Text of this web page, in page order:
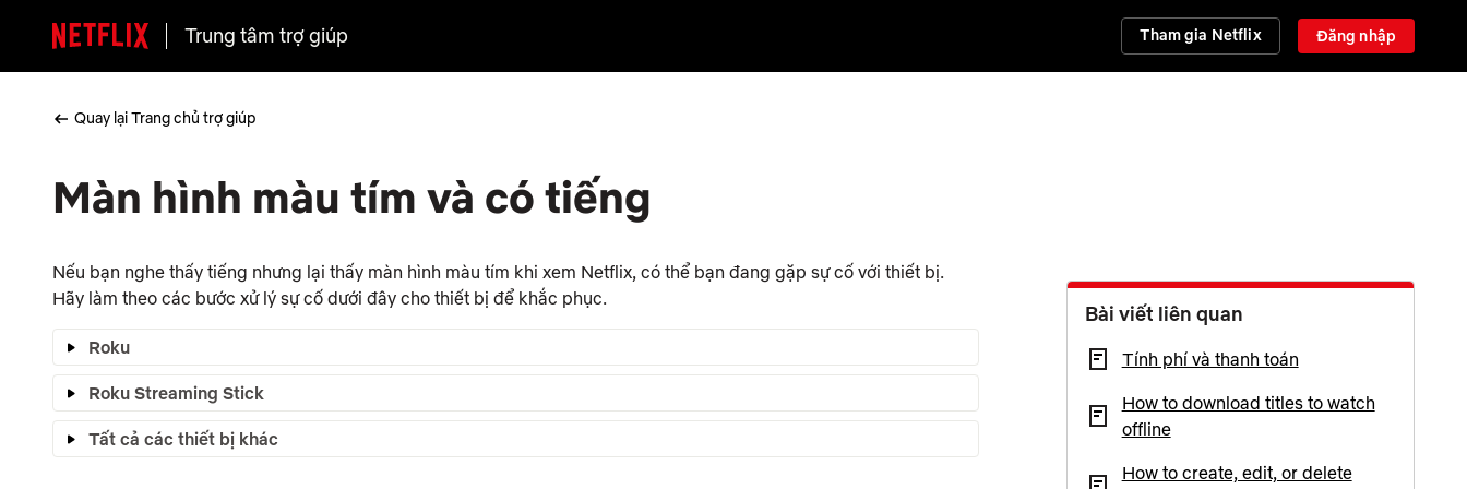
Trung tâm trợ giúp Tham gia Netflix Đăng nhập
Quay lại Trang chủ trợ giúp
Màn hình màu tím và có tiếng
Nếu bạn nghe thấy tiếng nhưng lại thấy màn hình màu tím khi xem Netflix, có thể bạn đang gặp sự cố với thiết bị.
Hãy làm theo các bước xử lý sự cố dưới đây cho thiết bị để khắc phục.
Roku
Roku Streaming Stick
Tất cả các thiết bị khác
Bài viết liên quan
Tính phí và thanh toán
How to download titles to watch
offline
How to create, edit, or delete